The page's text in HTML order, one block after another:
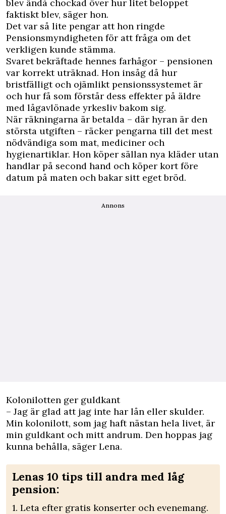
blev ändå chockad över hur litet beloppet
faktiskt blev, säger hon.
Det var så lite pengar att hon ringde
Pensionsmyndigheten för att fråga om det
verkligen kunde stämma.
Svaret bekräftade hennes farhågor – pensionen
var korrekt uträknad. Hon insåg då hur
bristfälligt och ojämlikt pensionssystemet är
och hur få som förstår dess effekter på äldre
med lågavlönade yrkesliv bakom sig.
När räkningarna är betalda – där hyran är den
största utgiften – räcker pengarna till det mest
nödvändiga som mat, mediciner och
hygienartiklar. Hon köper sällan nya kläder utan
handlar på second hand och köper kort före
datum på maten och bakar sitt eget bröd.
Annons
Kolonilotten ger guldkant
– Jag är glad att jag inte har lån eller skulder.
Min kolonilott, som jag haft nästan hela livet, är
min guldkant och mitt andrum. Den hoppas jag
kunna behålla, säger Lena.
Lenas 10 tips till andra med låg
pension:
1. Leta efter gratis konserter och evenemang.